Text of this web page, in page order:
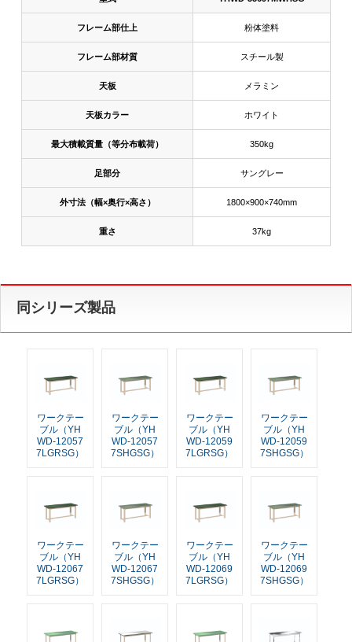
フレーム部仕上 粉体塗料
フレーム部材質 スチール製
天板 メラミン
天板カラー ホワイト
最大積載質量（等分布載荷） 350kg
足部分 サングレー
外寸法（幅×奥行×高さ） 1800×900×740mm
重さ 37kg
同シリーズ製品
ワークテー
ブル（YH
WD-12057
7LGRSG）
ワークテー
ブル（YH
WD-12057
7SHGSG）
ワークテー
ブル（YH
WD-12059
7LGRSG）
ワークテー
ブル（YH
WD-12059
7SHGSG）
ワークテー
ブル（YH
WD-12067
7LGRSG）
ワークテー
ブル（YH
WD-12067
7SHGSG）
ワークテー
ブル（YH
WD-12069
7LGRSG）
ワークテー
ブル（YH
WD-12069
7SHGSG）